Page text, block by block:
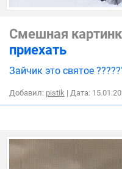
Смешная
приехать
Зайчик это святое
Добавил: pistik | Дата: